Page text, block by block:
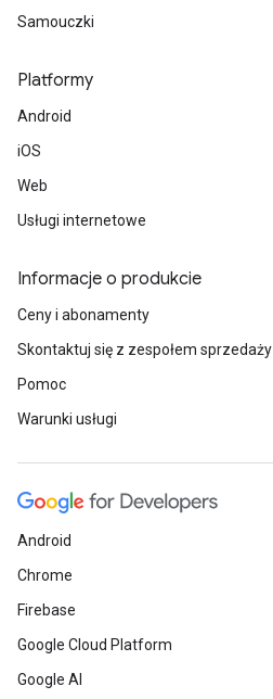
Samouczki
Platformy
Android
iOS
Web
Usługi internetowe
Informacje o produkcie
Ceny i abonamenty
Skontaktuj się z zespołem sprzedaży
Pomoc
Warunki usługi
Android
Chrome
Firebase
Google Cloud Platform
Google AI